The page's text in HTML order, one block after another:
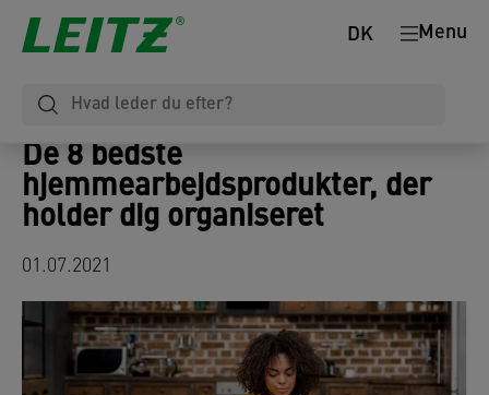
Menu
DK
De 8 bedste
hjemmearbejdsprodukter, der
holder dig organiseret
01.07.2021